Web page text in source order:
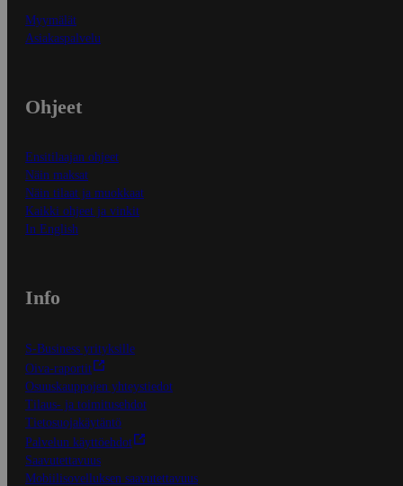
Myymälät
Asiakaspalvelu
Ohjeet
Ensitilaajan ohjeet
Näin maksat
Näin tilaat ja muokkaat
Kaikki ohjeet ja vinkit
In English
Info
S-Business yrityksille
Oiva-raportit
Osuuskauppojen yhteystiedot
Tilaus- ja toimitusehdot
Tietosuojakäytäntö
Palvelun käyttöehdot
Saavutettavuus
Mobiilisovelluksen saavutettavuus